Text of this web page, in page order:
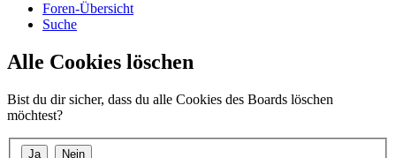
Foren-Übersicht
Suche
Alle Cookies löschen
Bist du dir sicher, dass du alle Cookies des Boards löschen
möchtest?